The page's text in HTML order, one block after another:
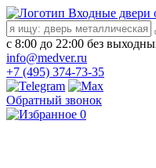
Входные двери
с 8:00 до 22:00 без
info@medver.ru
+7 (495) 374-73-35
Обратный звонок
0